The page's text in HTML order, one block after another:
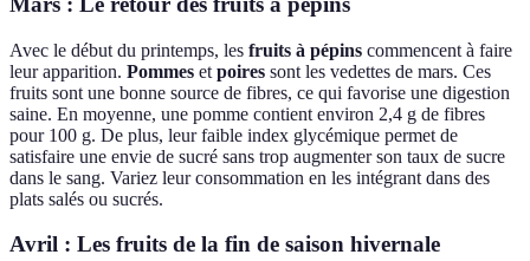
Avec le début du printemps, les fruits à pépins commencent à faire
leur apparition. Pommes et poires sont les vedettes de mars. Ces
fruits sont une bonne source de fibres, ce qui favorise une digestion
saine. En moyenne, une pomme contient environ 2,4 g de fibres
pour 100 g. De plus, leur faible index glycémique permet de
satisfaire une envie de sucré sans trop augmenter son taux de sucre
dans le sang. Variez leur consommation en les intégrant dans des
plats salés ou sucrés.
Avril : Les fruits de la fin de saison hivernale